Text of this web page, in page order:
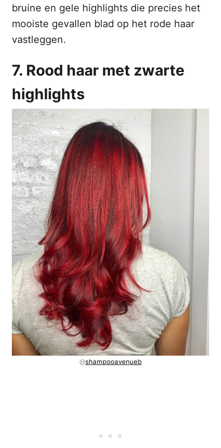
bruine en gele highlights die precies het
mooiste gevallen blad op het rode haar
vastleggen.
7. Rood haar met zwarte
highlights
@shampooavenueb